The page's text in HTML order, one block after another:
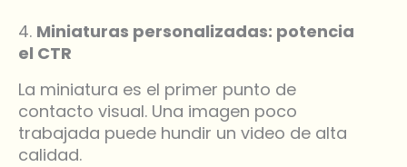
4. Miniaturas personalizadas: potencia
el CTR
La miniatura es el primer punto de
contacto visual. Una imagen poco
trabajada puede hundir un video de alta
calidad.